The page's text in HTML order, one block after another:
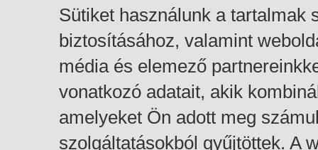
Sütiket használunk a tartalmak
biztosításához, valamint
média és elemező
vonatkozó adatait, akik
amelyeket Ön adott meg
szolgáltatásokból gyűjtöttek. A